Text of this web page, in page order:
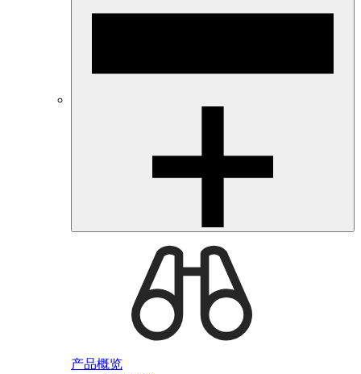
产品概览